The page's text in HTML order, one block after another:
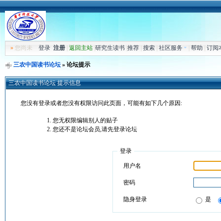
»您尚未 登录 注册| 返回主站| 研究生读书| 推荐| 搜索| 社区服务 帮助 订阅
三农中国读书论坛» 论坛提示
三农中国读书论坛 提示信息
您没有登录或者您没有权限访问此页面，可能有如下几个原因:
您无权限编辑别人的贴子
您还不是论坛会员,请先登录论坛
登录
用户名
密码
隐身登录 是